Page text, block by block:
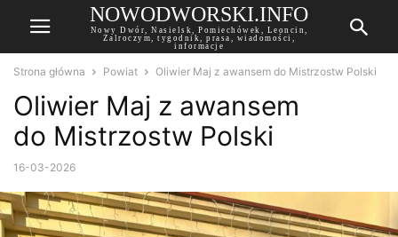
NOWODWORSKI.INFO
Nowy Dwór, Nasielsk, Pomiechówek, Leoncin,
Zalroczym, tygodnik, prasa, wiadomości,
informacje
Strona główna Powiat Oliwier Maj z awansem do Mistrzostw Polski
Oliwier Maj z awansem
do Mistrzostw Polski
16-03-2026